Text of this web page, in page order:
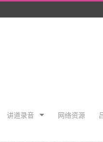
讲道录音 网络资源